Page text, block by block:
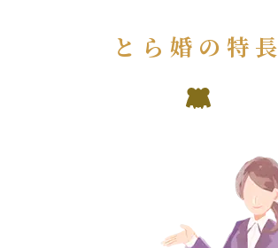
とら婚の特長